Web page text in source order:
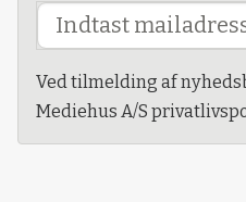
Ved tilmelding af
Mediehus A/S